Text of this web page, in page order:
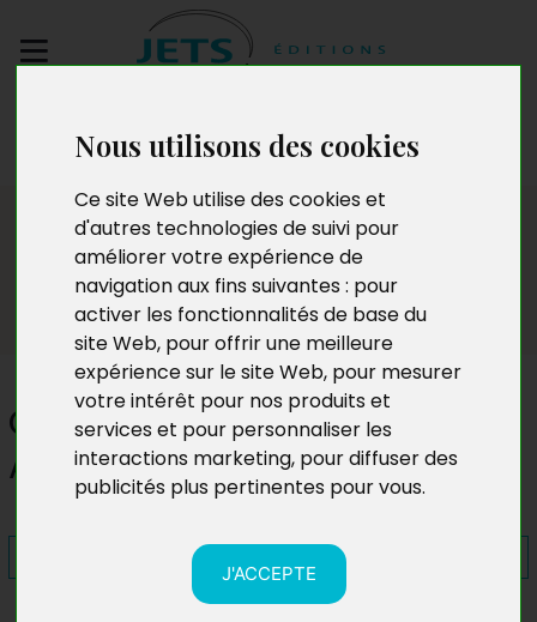
Nous utilisons des cookies
Ce site Web utilise des cookies et
d'autres technologies de suivi pour
améliorer votre expérience de
navigation aux fins suivantes : pour
activer les fonctionnalités de base du
site Web, pour offrir une meilleure
expérience sur le site Web, pour mesurer
votre intérêt pour nos produits et
services et pour personnaliser les
interactions marketing, pour diffuser des
publicités plus pertinentes pour vous.
J'ACCEPTE
manuscrit
Presse
Quel avenir pour la France en
Afrique